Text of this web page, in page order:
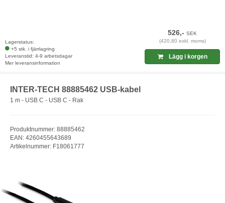
Lagerstatus:
+5 stk. i fjärrlagring
Leveranstid: 4-9 arbetsdagar
Mer leveransinformation
526,-SEK
(420,80 exkl. moms)
Lägg i korgen
INTER-TECH 88885462 USB-kabel
1 m - USB C - USB C - Rak
Produktnummer: 88885462
EAN: 4260455643689
Artikelnummer: F18061777